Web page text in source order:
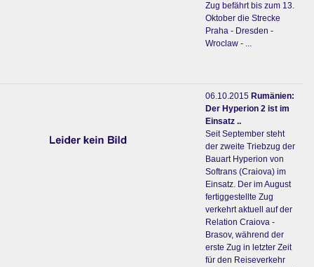
Zug befährt bis zum 13.
Oktober die Strecke
Praha - Dresden -
Wroclaw - ...
06.10.2015 Rumänien:
Der Hyperion 2 ist im
Einsatz ..
Seit September steht
der zweite Triebzug der
Bauart Hyperion von
Softrans (Craiova) im
Einsatz. Der im August
fertiggestellte Zug
verkehrt aktuell auf der
Relation Craiova -
Brasov, während der
erste Zug in letzter Zeit
für den Reiseverkehr